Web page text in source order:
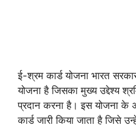
ई-श्रम कार्ड योजना भारत
योजना है जिसका मुख्य उद्देश्य
प्रदान करना है। इस योजना के
कार्ड जारी किया जाता है जिसे